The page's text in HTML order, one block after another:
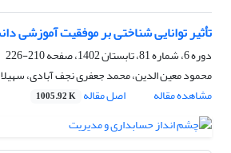
تأثیر توانایی شناختی بر موفقیت آموزشی
دوره 6، شماره 81، تابستان 1402، صفحه
210-226
محمود معین الدین، محمد جعفری نجف آبادی،
مشاهده مقاله
اصل مقاله 1005.92 K